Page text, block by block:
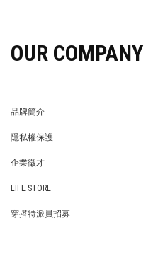
OUR COMPANY
品牌簡介
隱私權保護
企業徵才
LIFE STORE
穿搭特派員招募